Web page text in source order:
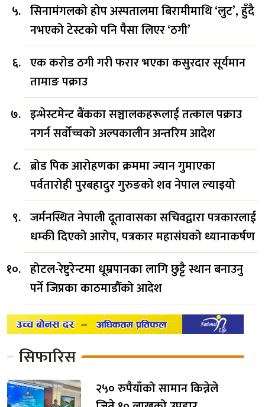
सिनामंगलको होप अस्पतालमा बिरामीमाथि ‘लुट’, हुँदै
नभएको टेस्टको पनि पैसा लिएर ‘ठगी’
एक करोड ठगी गरी फरार भएका कसुरदार सूर्यमान
तामाङ पक्राउ
इन्भेस्टमेन्ट बैंकका सञ्चालकहरूलाई तत्काल पक्राउ
नगर्न सर्वोच्चको अल्पकालीन अन्तरिम आदेश
ब्रोड पिक आरोहणका क्रममा ज्यान गुमाएका
पर्वतारोही पुरबहादुर गुरुङको शव नेपाल ल्याइयो
जर्मनस्थित नेपाली दूतावासका सचिवद्वारा पत्रकारलाई
धम्की दिएको आरोप, पत्रकार महासंघको ध्यानाकर्षण
होटल-रेष्टुरेन्टमा धूम्रपानका लागि छुट्टै स्थान बनाउनु
पर्ने जिप्रका काठमाडौँको आदेश
सिफारिस
२५० रुपैयाँको सामान किन्नेले